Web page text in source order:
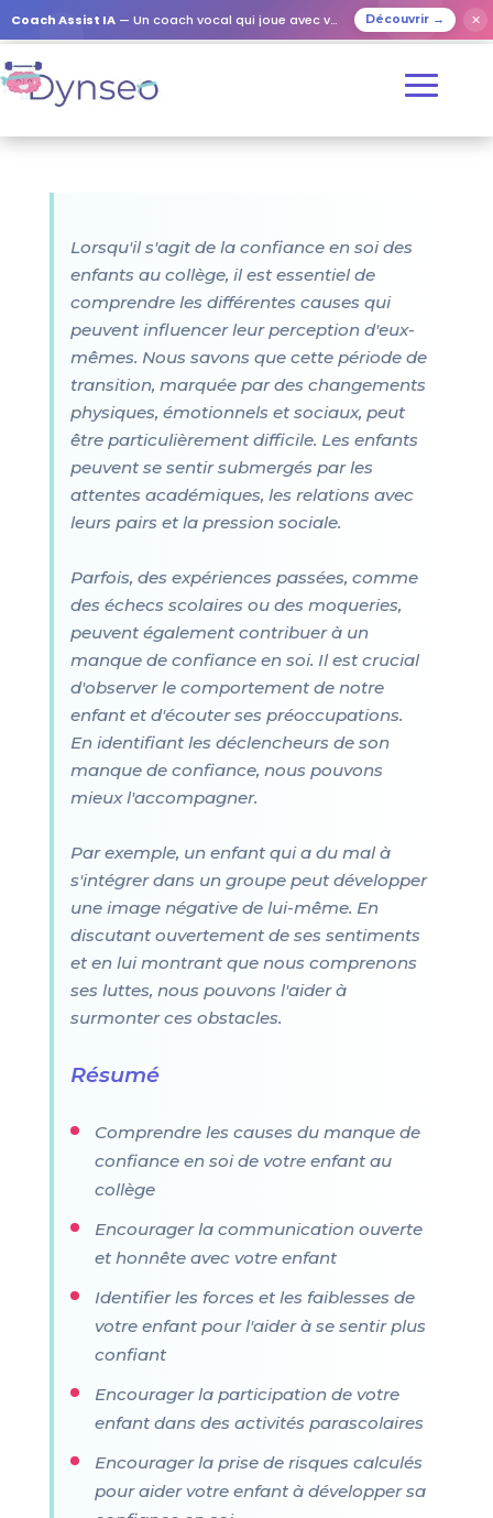
Coach Assist IA — Un coach vocal qui joue avec vos proches Découvrir → ✕
Lorsqu'il s'agit de la confiance en soi des
enfants au collège, il est essentiel de
comprendre les différentes causes qui
peuvent influencer leur perception d'eux-
mêmes. Nous savons que cette période de
transition, marquée par des changements
physiques, émotionnels et sociaux, peut
être particulièrement difficile. Les enfants
peuvent se sentir submergés par les
attentes académiques, les relations avec
leurs pairs et la pression sociale.
Parfois, des expériences passées, comme
des échecs scolaires ou des moqueries,
peuvent également contribuer à un
manque de confiance en soi. Il est crucial
d'observer le comportement de notre
enfant et d'écouter ses préoccupations.
En identifiant les déclencheurs de son
manque de confiance, nous pouvons
mieux l'accompagner.
Par exemple, un enfant qui a du mal à
s'intégrer dans un groupe peut développer
une image négative de lui-même. En
discutant ouvertement de ses sentiments
et en lui montrant que nous comprenons
ses luttes, nous pouvons l'aider à
surmonter ces obstacles.
Résumé
Comprendre les causes du manque de
confiance en soi de votre enfant au
collège
Encourager la communication ouverte
et honnête avec votre enfant
Identifier les forces et les faiblesses de
votre enfant pour l'aider à se sentir plus
confiant
Encourager la participation de votre
enfant dans des activités parascolaires
Encourager la prise de risques calculés
pour aider votre enfant à développer sa